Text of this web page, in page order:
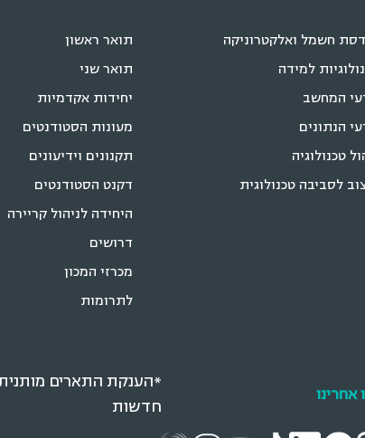
חשמל ואלקטרוניקה
למידה
המחשב
הנתונים
טכנולוגיה
לסביבה טכנולוגית
תואר ראשון
תואר שני
יחידות אקדמיות
מעונות הסטודנטים
תקנונים וידיעונים
דקנט הסטודנטים
היחידה לניהול קריירה
דרושים
מכרזי המכון
לתרומות
אחרינו
*הענקת התארים
חדשות